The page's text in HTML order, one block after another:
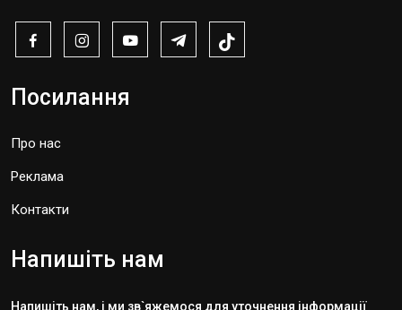
Посилання
Про нас
Реклама
Контакти
Напишіть нам
Напишіть нам, і ми зв`яжемося для уточнення інформації